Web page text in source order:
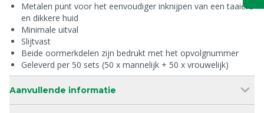
Metalen punt voor het eenvoudiger inknijpen van een taaiere
en dikkere huid
Minimale uitval
Slijtvast
Beide oormerkdelen zijn bedrukt met het opvolgnummer
Geleverd per 50 sets (50 x mannelijk + 50 x vrouwelijk)
Aanvullende informatie